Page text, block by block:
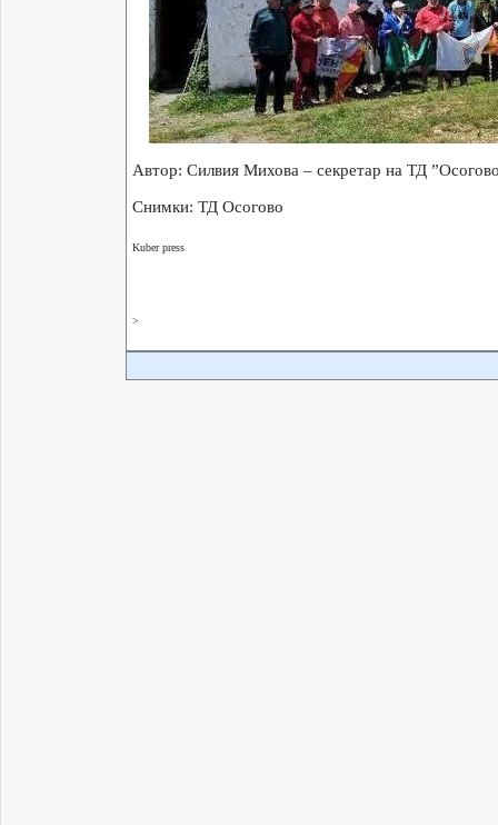
Автор: Силвия Михова – секретар на ТД
Снимки: ТД Осогово
Kuber press
>